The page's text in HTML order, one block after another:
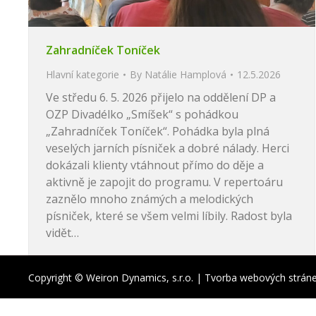
Zahradníček Toníček
Hlavní kategorie By Natálie Hamplová 12.5.2026
Ve středu 6. 5. 2026 přijelo na oddělení DP a
OZP Divadélko „Smíšek“ s pohádkou
„Zahradníček Toníček“. Pohádka byla plná
veselých jarních písniček a dobré nálady. Herci
dokázali klienty vtáhnout přímo do děje a
aktivně je zapojit do programu. V repertoáru
zaznělo mnoho známých a melodických
písniček, které se všem velmi líbily. Radost byla
vidět…
Copyright © Weiron Dynamics, s.r.o. | Tvorba webových